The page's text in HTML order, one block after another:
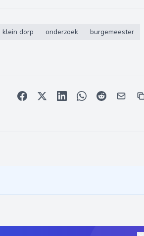
klein dorp onderzoek
burgemeester